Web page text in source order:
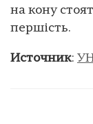
на кону
першість.
Источник: